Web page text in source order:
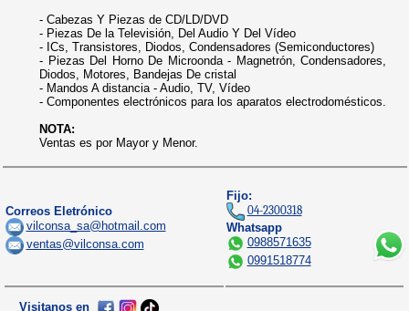
- Cabezas Y Piezas de CD/LD/DVD
- Piezas De la Televisión, Del Audio Y Del Vídeo
- ICs, Transistores, Diodos, Condensadores (Semiconductores)
- Piezas Del Horno De Microonda - Magnetrón, Condensadores,
Diodos, Motores, Bandejas De cristal
- Mandos A distancia - Audio, TV, Vídeo
- Componentes electrónicos para los aparatos electrodomésticos.
NOTA:
Ventas es por Mayor y Menor.
Correos Eletrónico
vilconsa_sa@hotmail.com
ventas@vilconsa.com
Fijo:
04-2300318
Whatsapp
0988571635
0991518774
Visitanos en